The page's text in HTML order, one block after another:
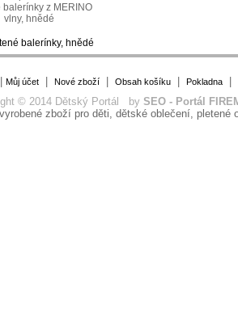
balerínky z MERINO
vlny, hnědé
balerínky, hnědé
Můj účet| Nové zboží| Obsah košíku| Pokladna|
© 2014 Dětský Portál by SEO - Portál
zboží pro děti, dětské oblečení, pletené